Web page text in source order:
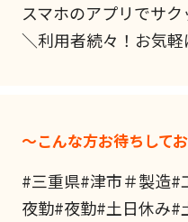
スマホのアプリでサク
＼利用者続々！お気
～こんな方お待ちして
#三重県#津市＃製造
夜勤#夜勤#土日休み#